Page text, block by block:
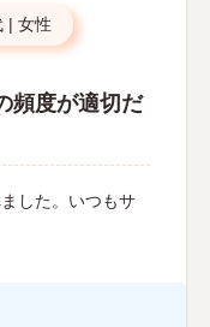
| 女性
頻度が適切だ
した。いつもサ